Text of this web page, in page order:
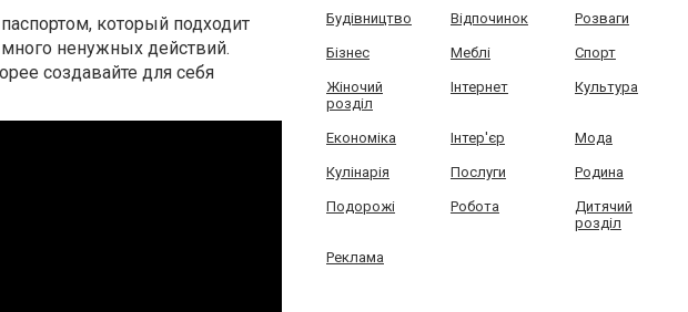
который подходит
ненужных действий.
создавайте для себя
Будівництво Відпочинок Розваги
Бізнес Меблі Спорт
Жіночий
розділ
Інтернет Культура
Економіка Інтер'єр Мода
Кулінарія Послуги Родина
Подорожі Робота
Дитячий
розділ
Реклама